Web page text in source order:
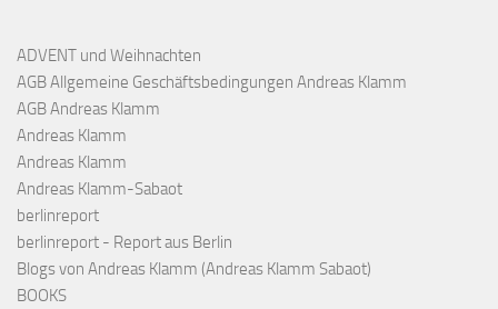
ADVENT und Weihnachten
AGB Allgemeine Geschäftsbedingungen Andreas Klamm
AGB Andreas Klamm
Andreas Klamm
Andreas Klamm
Andreas Klamm-Sabaot
berlinreport
berlinreport - Report aus Berlin
Blogs von Andreas Klamm (Andreas Klamm Sabaot)
BOOKS